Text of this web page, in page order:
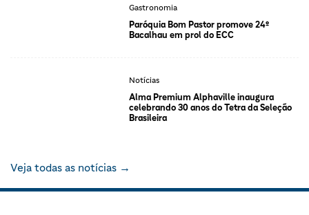
Gastronomia
Paróquia Bom Pastor promove 24º
Bacalhau em prol do ECC
Notícias
Alma Premium Alphaville inaugura
celebrando 30 anos do Tetra da Seleção
Brasileira
Veja todas as notícias →